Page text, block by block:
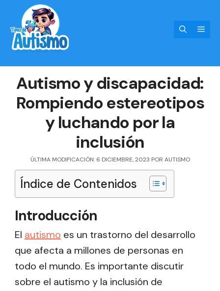
contenido
Autismo y discapacidad:
Rompiendo estereotipos
y luchando por la
inclusión
ÚLTIMA MODIFICACIÓN: 6 DICIEMBRE, 2023 POR AUTISMO
Índice de Contenidos
Introducción
El autismo es un trastorno del desarrollo
que afecta a millones de personas en
todo el mundo. Es importante discutir
sobre el autismo y la inclusión de